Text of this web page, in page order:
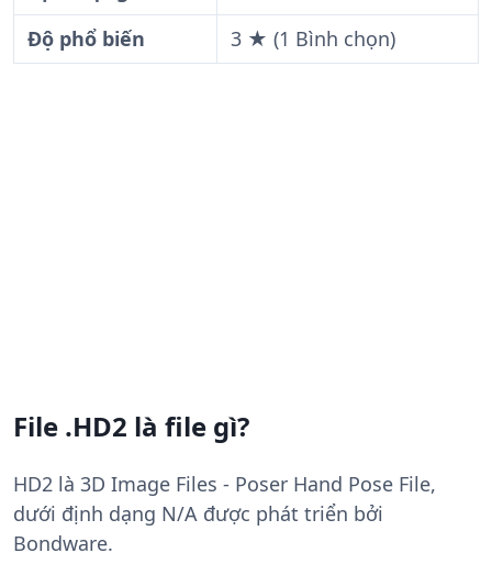
Độ phổ biến
3 ★ (1 Bình chọn)
File .HD2 là file gì?
HD2 là 3D Image Files - Poser Hand Pose File,
dưới định dạng N/A được phát triển bởi
Bondware.